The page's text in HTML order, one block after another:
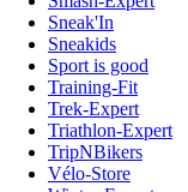
Sneak'In
Sneakids
Sport is good
Training-Fit
Trek-Expert
Triathlon-Expert
TripNBikers
Vélo-Store